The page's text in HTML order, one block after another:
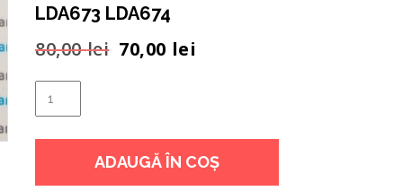
LDA673 LDA674
80,00lei Prețul
80,00 lei.
70,00 lei
CUZINETI
BIELA
LOMBARDINI
LDA672
ADAUGĂ ÎN COȘ